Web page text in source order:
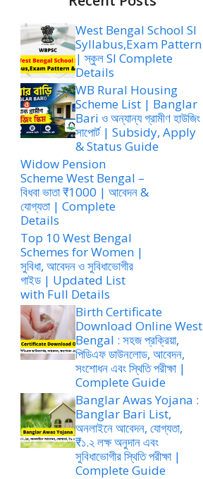
West Bengal School SI
Syllabus,Exam Pattern
| স্কুল SI Complete
Details
WB Rural Housing
Scheme List | Banglar
Bari ও অন্যান্য গ্রামীণ হাউজিং
সাপোর্ট | Subsidy, Apply
& Status Guide
Widow Pension
Scheme West Bengal –
বিধবা ভাতা ₹1000 | আবেদন &
যোগ্যতা | Complete
Details
Top 10 West Bengal
Schemes for Women |
সুবিধা, আবেদন ও সুবিধাভোগীর
গাইড | Updated List
with Full Details
Birth Certificate
Download Online West
Bengal : সহজ প্রক্রিয়া,
পিডিএফ ডাউনলোড, আবেদন,
সংশোধন এবং স্থিতি পরীক্ষা |
Complete Guide
Banglar Awas Yojana :
Banglar Bari List,
অনলাইনে আবেদন, যোগ্যতা,
₹১.২ লক্ষ অনুদান এবং
সুবিধাভোগীর স্থিতি পরীক্ষা |
Complete Guide